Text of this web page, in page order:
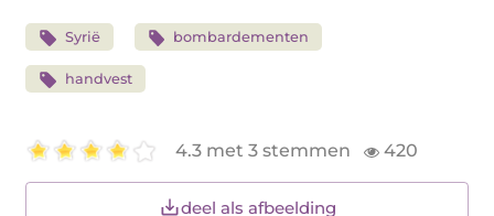
Syrië bombardementen
handvest
4.3 met 3 stemmen 420
deel als afbeelding